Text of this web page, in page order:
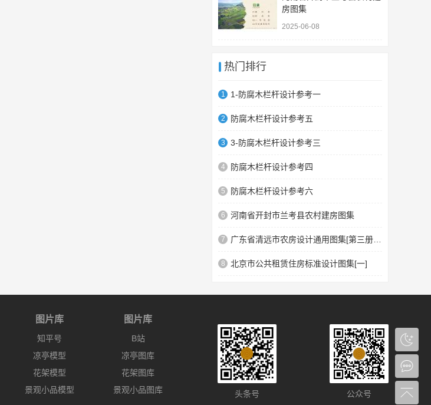
房图集
2025-06-08
热门排行
1 1-防腐木栏杆设计参考一
2 防腐木栏杆设计参考五
3 3-防腐木栏杆设计参考三
4 防腐木栏杆设计参考四
5 防腐木栏杆设计参考六
6 河南省开封市兰考县农村建房图集
7
8 北京市公共租赁住房标准设计图集[一]
图片库
知平号
凉亭模型
花架模型
景观小品模型
图片库
B站
凉亭图库
花架图库
景观小品图库
公众号
头条号